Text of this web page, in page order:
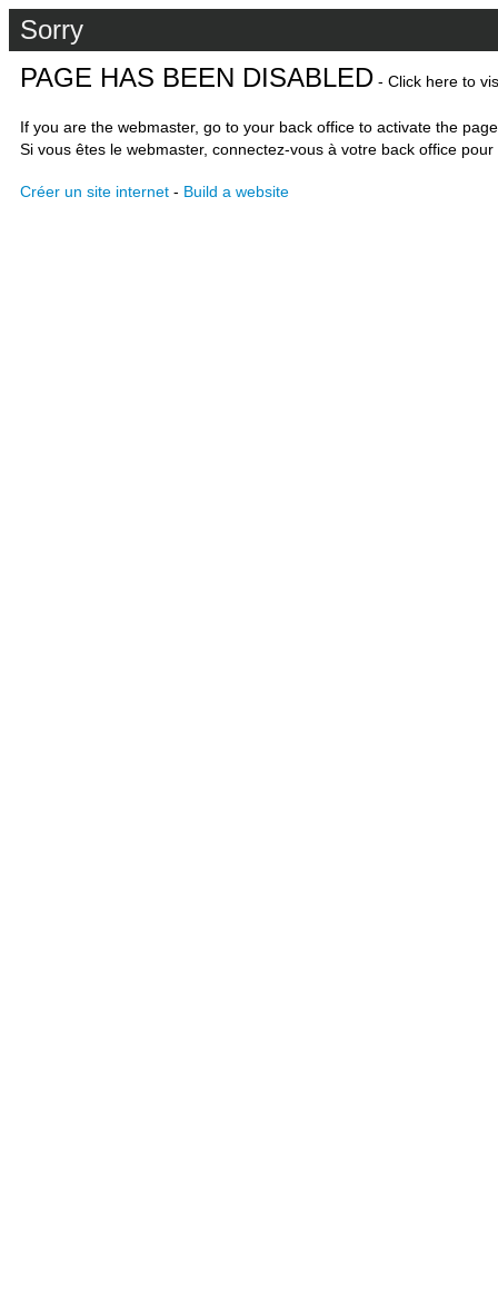
Sorry
PAGE HAS BEEN DISABLED - Click here to
If you are the webmaster, go to your back office to activate the
Si vous êtes le webmaster, connectez-vous à votre back office
Créer un site internet - Build a website